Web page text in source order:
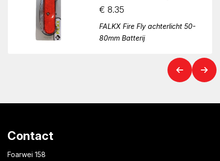
€ 8.35
FALKX Fire Fly achterlicht 50-
80mm Batterij
Contact
Foarwei 158